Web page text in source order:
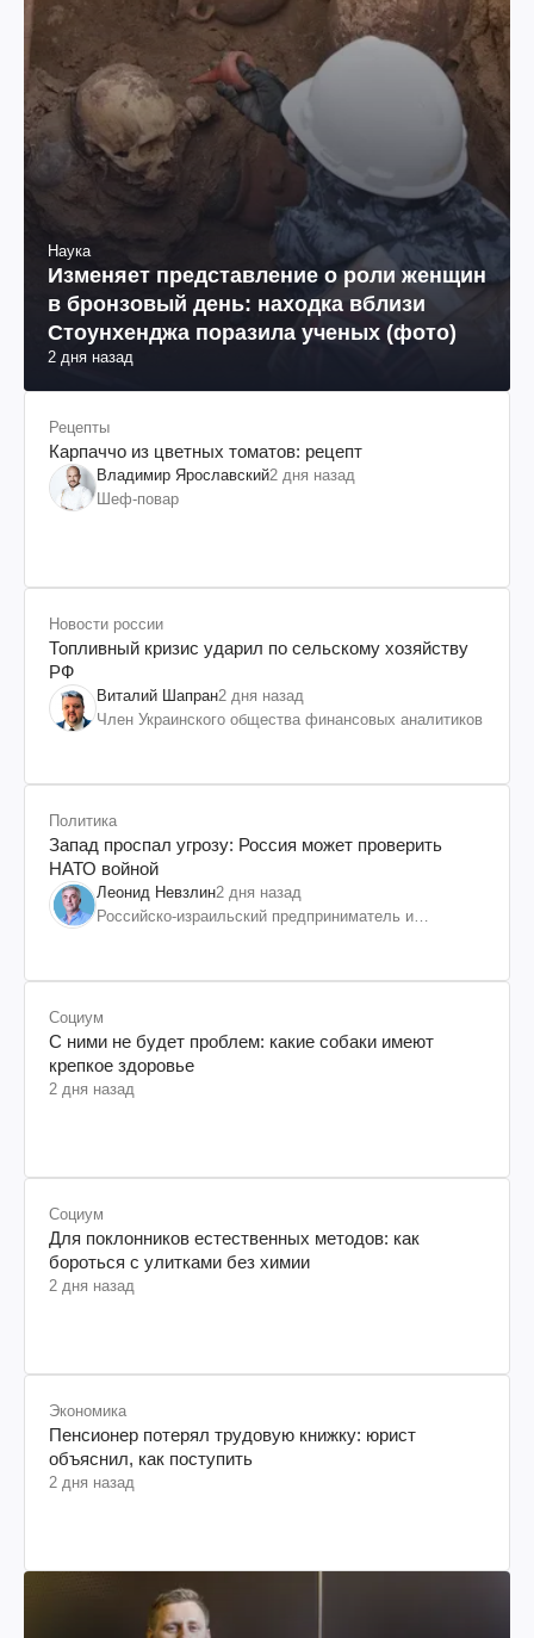
Наука
Изменяет представление о роли женщин
в бронзовый день: находка вблизи
Стоунхенджа поразила ученых (фото)
2 дня назад
Рецепты
Карпаччо из цветных томатов: рецепт
Владимир Ярославский2 дня назад
Шеф-повар
Новости россии
Топливный кризис ударил по сельскому хозяйству
РФ
Виталий Шапран2 дня назад
Член Украинского общества финансовых аналитиков
Политика
Запад проспал угрозу: Россия может проверить
НАТО войной
Леонид Невзлин2 дня назад
Российско-израильский предприниматель и
Социум
С ними не будет проблем: какие собаки имеют
крепкое здоровье
2 дня назад
Социум
Для поклонников естественных методов: как
бороться с улитками без химии
2 дня назад
Экономика
Пенсионер потерял трудовую книжку: юрист
объяснил, как поступить
2 дня назад